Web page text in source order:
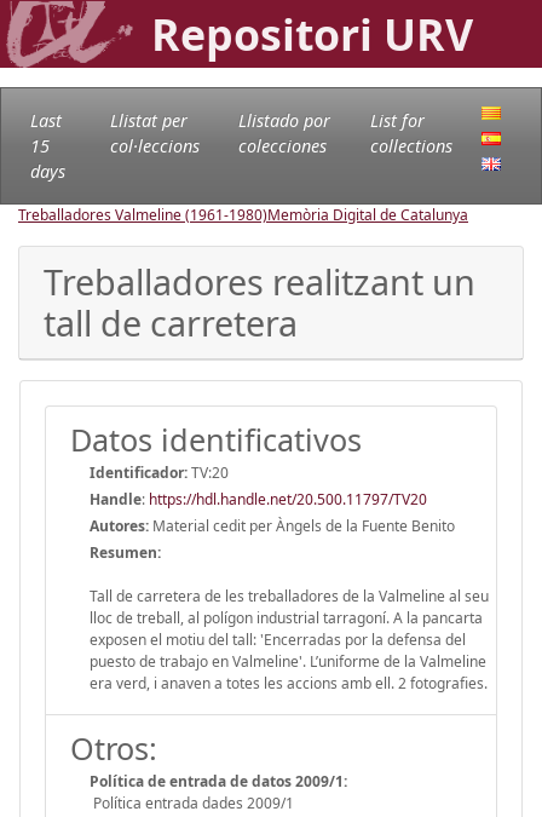
Repositori URV
Last
15
days
Llistat per
col·leccions
Llistado por
colecciones
List for
collections
Treballadores Valmeline (1961-1980)Memòria Digital de Catalunya
Treballadores realitzant un
tall de carretera
Datos identificativos
Identificador:TV:20
Handle: https://hdl.handle.net/20.500.11797/TV20
Autores: Material cedit per Àngels de la Fuente Benito
Resumen:
Tall de carretera de les treballadores de la Valmeline al seu
lloc de treball, al polígon industrial tarragoní. A la pancarta
exposen el motiu del tall: 'Encerradas por la defensa del
puesto de trabajo en Valmeline'. L’uniforme de la Valmeline
era verd, i anaven a totes les accions amb ell. 2 fotografies.
Otros:
Política de entrada de datos 2009/1:
Política entrada dades 2009/1